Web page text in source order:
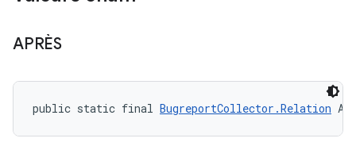
APRÈS
public static final BugreportCollector.Relation